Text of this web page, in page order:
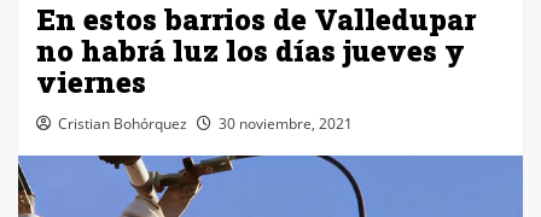
En estos barrios de Valledupar
no habrá luz los días jueves y
viernes
Cristian Bohórquez 30 noviembre, 2021